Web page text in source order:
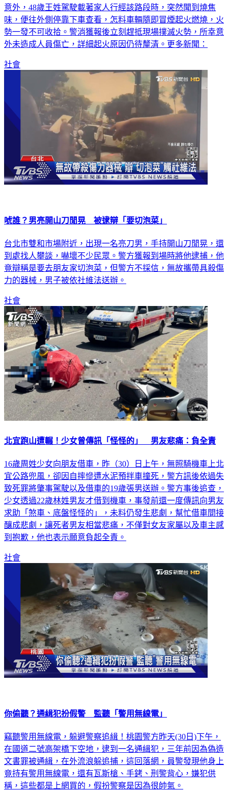
意外，48歲王姓駕駛載著家人行經該路段時，突然聞到燒焦
味，便往外側停靠下車查看，怎料車輛隨即冒煙起火燃燒，火
勢一發不可收拾。警消獲報後立刻趕抵現場撲滅火勢，所幸意
外未造成人員傷亡，詳細起火原因仍待釐清。更多新聞：
社會
唬誰？男亮開山刀閒晃 被逮辯「要切泡菜」
台北市雙和市場附近，出現一名亮刀男，手持開山刀閒晃，還
到處找人攀談，嚇壞不少民眾。警方獲報到場時將他逮捕，他
竟辯稱是要去朋友家切泡菜，但警方不採信，無故攜帶具殺傷
力的器械，男子被依社維法送辦。
社會
北宜跑山遭輾！少女曾傳訊「怪怪的」 男友悲痛：負全責
16歲周姓少女向朋友借車，昨（30）日上午，無照騎機車上北
宜公路兜風，卻因自摔慘遭水泥預拌車撞死，警方訊後依過失
致死罪將肇事駕駛以及借車的19歲張男送辦。警方事後追查，
少女透過22歲林姓男友才借到機車，事發前還一度傳訊向男友
求助「煞車、底盤怪怪的」，未料仍發生悲劇，幫忙借車間接
釀成悲劇，讓死者男友相當悲痛，不僅對女友家屬以及車主感
到抱歉，他也表示願意負起全責。
社會
你偷聽？通緝犯扮假警 監聽「警用無線電」
竊聽警用無線電，躲避警察追緝！桃園警方昨天(30日)下午，
在國道二號高架橋下空地，逮到一名通緝犯，三年前因為偽造
文書罪被通緝，在外流浪躲追捕，這回落網，員警發現他身上
竟持有警用無線電，還有瓦斯槍、手銬、刑警背心，嫌犯供
稱，這些都是上網買的，假扮警察是因為很帥氣。